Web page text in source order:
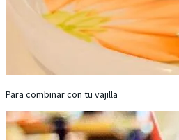
Para combinar con tu vajilla